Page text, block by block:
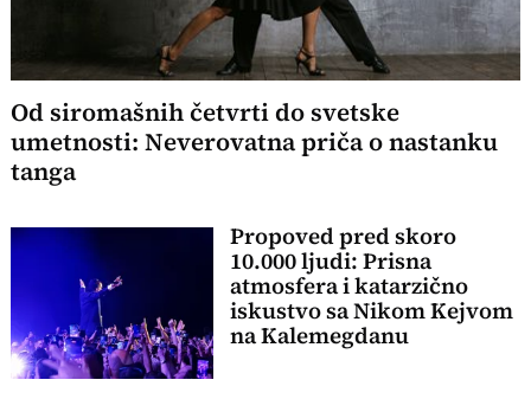
Od siromašnih četvrti do svetske
umetnosti: Neverovatna priča o nastanku
tanga
Propoved pred skoro
10.000 ljudi: Prisna
atmosfera i katarzično
iskustvo sa Nikom Kejvom
na Kalemegdanu